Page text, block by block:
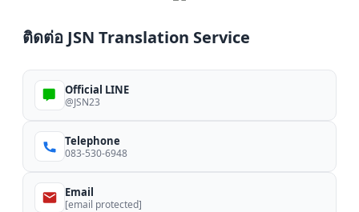
ติดต่อ JSN Translation Service
Official LINE
@JSN23
Telephone
083-530-6948
Email
[email protected]